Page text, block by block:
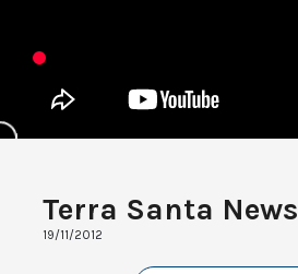
Terra Santa News
19/11/2012